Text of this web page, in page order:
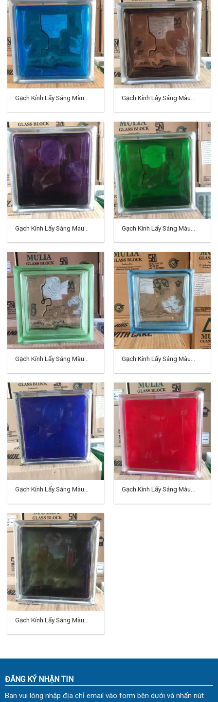
Gạch Kính Lấy Sáng Màu
Gạch Kính Lấy Sáng Màu
Gạch Kính Lấy Sáng Màu
Gạch Kính Lấy Sáng Màu
Gạch Kính Lấy Sáng Màu
Gạch Kính Lấy Sáng Màu
Gạch Kính Lấy Sáng Màu
Gạch Kính Lấy Sáng Màu
Gạch Kính Lấy Sáng Màu
ĐĂNG KÝ NHẬN TIN
Bạn vui lòng nhập địa chỉ email vào form bên dưới và nhấn nút